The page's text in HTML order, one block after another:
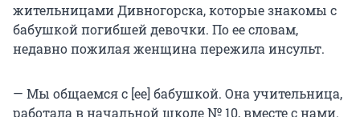
жительницами Дивногорска, которые знакомы с
бабушкой погибшей девочки. По ее словам,
недавно пожилая женщина пережила инсульт.
— Мы общаемся с [ее] бабушкой. Она учительница,
работала в начальной школе № 10, вместе с нами.